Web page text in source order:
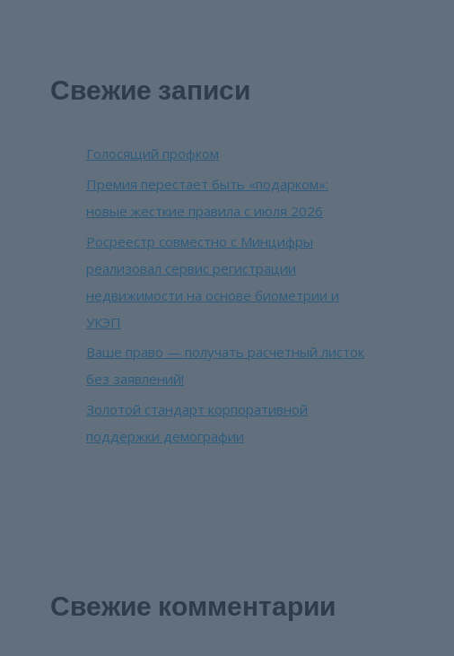
Свежие записи
Голосящий профком
Премия перестает быть «подарком»:
новые жесткие правила с июля 2026
Росреестр совместно с Минцифры
реализовал сервис регистрации
недвижимости на основе биометрии и
УКЭП
Ваше право — получать расчетный листок
без заявлений!
Золотой стандарт корпоративной
поддержки демографии
Свежие комментарии